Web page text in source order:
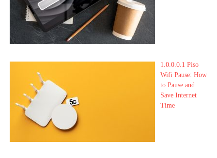
1.0.0.0.1 Piso
Wifi Pause: How
to Pause and
Save Internet
Time